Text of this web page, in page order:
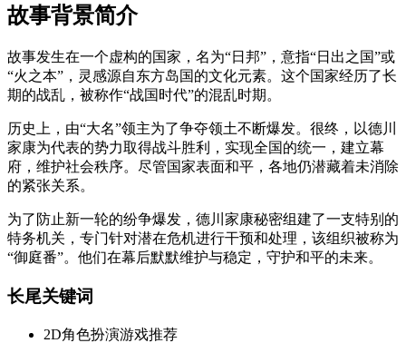
故事背景简介
故事发生在一个虚构的国家，名为“日邦”，意指“日出之国”或
“火之本”，灵感源自东方岛国的文化元素。这个国家经历了长
期的战乱，被称作“战国时代”的混乱时期。
历史上，由“大名”领主为了争夺领土不断爆发。很终，以德川
家康为代表的势力取得战斗胜利，实现全国的统一，建立幕
府，维护社会秩序。尽管国家表面和平，各地仍潜藏着未消除
的紧张关系。
为了防止新一轮的纷争爆发，德川家康秘密组建了一支特别的
特务机关，专门针对潜在危机进行干预和处理，该组织被称为
“御庭番”。他们在幕后默默维护与稳定，守护和平的未来。
长尾关键词
2D角色扮演游戏推荐